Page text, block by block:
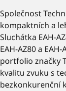
Společnost
kompaktních a
Sluchátka EAH-
EAH-AZ80 a
portfolio značky
kvalitu zvuku s
bezkonkurenční